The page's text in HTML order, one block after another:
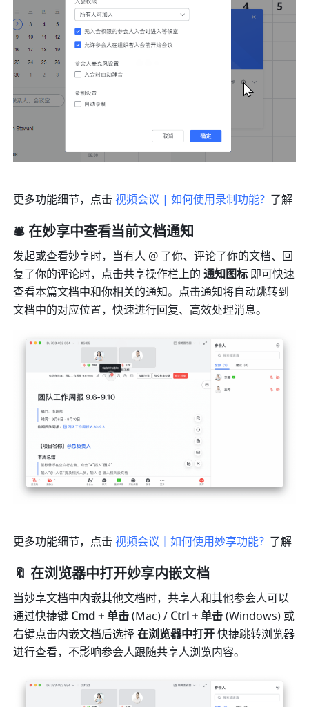
更多功能细节，点击 视频会议 | 如何使用录制功能？ 了解
🛎️ 在妙享中查看当前文档通知
发起或查看妙享时，当有人 @ 了你、评论了你的文档、回
复了你的评论时，点击共享操作栏上的 通知图标 即可快速
查看本篇文档中和你相关的通知。点击通知将自动跳转到
文档中的对应位置，快速进行回复、高效处理消息。
更多功能细节，点击 视频会议｜如何使用妙享功能？ 了解
🔖 在浏览器中打开妙享内嵌文档
当妙享文档中内嵌其他文档时，共享人和其他参会人可以
通过快捷键 Cmd + 单击 (Mac) / Ctrl + 单击 (Windows) 或
右键点击内嵌文档后选择 在浏览器中打开 快捷跳转浏览器
进行查看，不影响参会人跟随共享人浏览内容。